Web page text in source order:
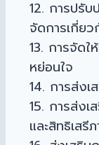
12. การปรั
จัดการเกี่ย
13. การจัด
หย่อนใจ
14. การส่งเ
15. การส่งเ
และสิทธิเสรี